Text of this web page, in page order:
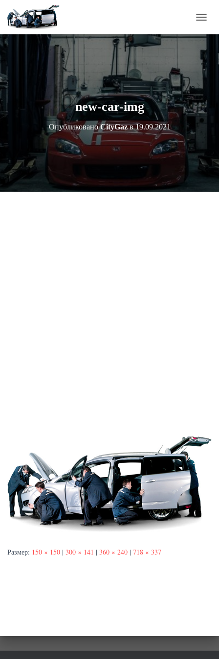
Е
Е
К
Л
Ч
И
Т
Ь
И
Г
И
new-car-img
ОпубликованоCityGazв19.09.2021
Размер: 150 × 150 | 300 × 141 | 360 × 240 | 718 × 337